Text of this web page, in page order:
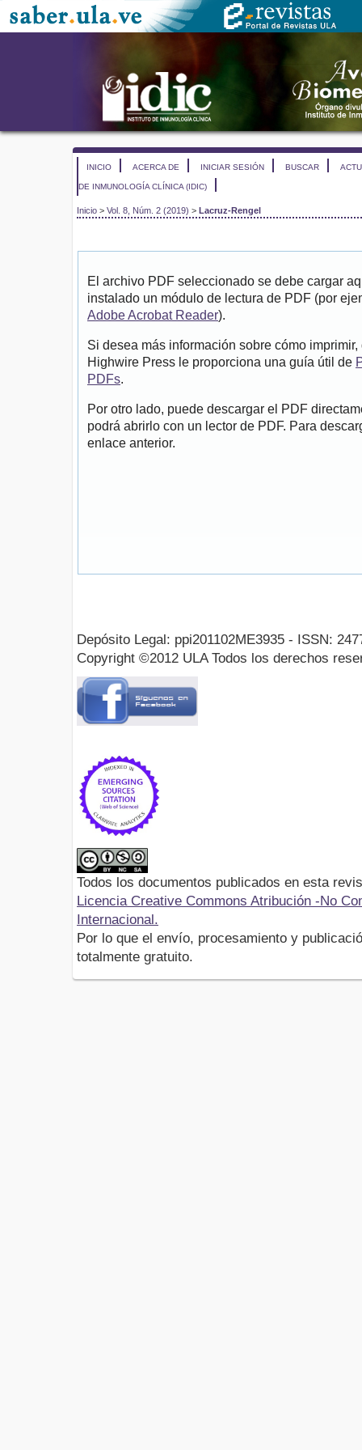
INICIO ACERCA DE INICIAR SESIÓN BUSCAR
DE INMUNOLOGÍA CLÍNICA (IDIC)
Inicio > Vol. 8, Núm. 2 (2019) > Lacruz-Rengel
El archivo PDF seleccionado se debe cargar
instalado un módulo de lectura de PDF (por
Adobe Acrobat Reader).
Si desea más información sobre cómo
Highwire Press le proporciona una guía útil de
PDFs.
Por otro lado, puede descargar el PDF
podrá abrirlo con un lector de PDF. Para
enlace anterior.
Depósito Legal: ppi201102ME3935 - ISSN:
Copyright ©2012 ULA Todos los derechos
Todos los documentos publicados en esta
Licencia Creative Commons Atribución -No
Internacional.
Por lo que el envío, procesamiento y
totalmente gratuito.